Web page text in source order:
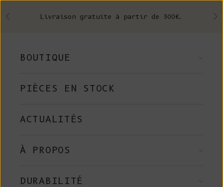
Précédent Livraison gratuite à partir de 300€.
BOUTIQUE
PIÈCES EN STOCK
ACTUALITÉS
À PROPOS
DURABILITÉ